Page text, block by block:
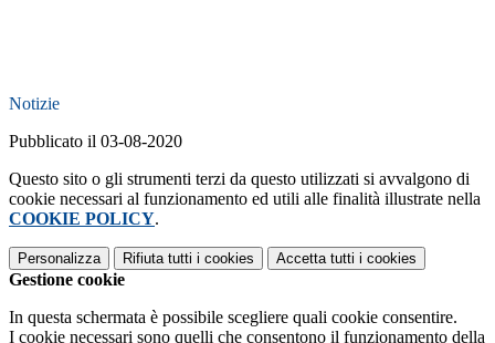
Notizie
Pubblicato il 03-08-2020
Questo sito o gli strumenti terzi da questo utilizzati si avvalgono di
cookie necessari al funzionamento ed utili alle finalità illustrate nella
COOKIE POLICY.
Personalizza Rifiuta tutti i cookies Accetta tutti i cookies
Gestione cookie
In questa schermata è possibile scegliere quali cookie consentire.
I cookie necessari sono quelli che consentono il funzionamento della